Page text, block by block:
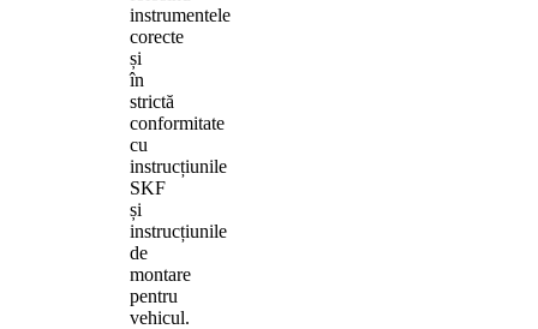
instrumentele
corecte
și
în
strictă
conformitate
cu
instrucțiunile
SKF
și
instrucțiunile
de
montare
pentru
vehicul.